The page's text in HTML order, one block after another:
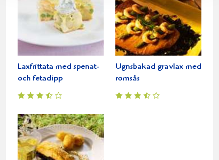
Laxfrittata med spenat-
och fetadipp
Ugnsbakad gravlax med
romsås